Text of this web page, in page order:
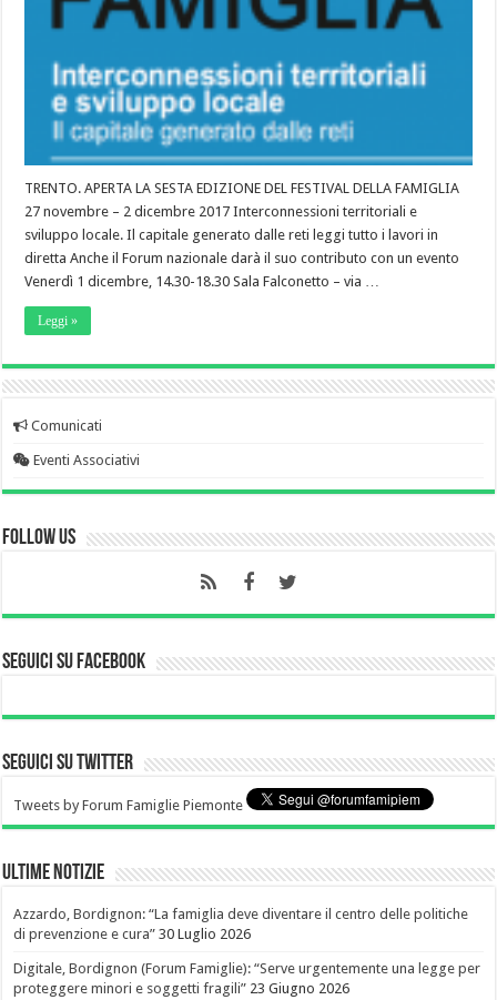
TRENTO. APERTA LA SESTA EDIZIONE DEL FESTIVAL DELLA FAMIGLIA
27 novembre – 2 dicembre 2017 Interconnessioni territoriali e
sviluppo locale. Il capitale generato dalle reti leggi tutto i lavori in
diretta Anche il Forum nazionale darà il suo contributo con un evento
Venerdì 1 dicembre, 14.30-18.30 Sala Falconetto – via …
Leggi »
Comunicati
Eventi Associativi
Follow Us
Seguici su Facebook
Seguici su Twitter
Tweets by Forum Famiglie Piemonte
Ultime notizie
Azzardo, Bordignon: “La famiglia deve diventare il centro delle politiche
di prevenzione e cura” 30 Luglio 2026
Digitale, Bordignon (Forum Famiglie): “Serve urgentemente una legge per
proteggere minori e soggetti fragili” 23 Giugno 2026